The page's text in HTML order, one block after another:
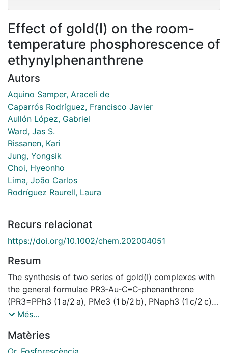
Effect of gold(I) on the room-
temperature phosphorescence of
ethynylphenanthrene
Autors
Aquino Samper, Araceli de
Caparrós Rodríguez, Francisco Javier
Aullón López, Gabriel
Ward, Jas S.
Rissanen, Kari
Jung, Yongsik
Choi, Hyeonho
Lima, João Carlos
Rodríguez Raurell, Laura
Recurs relacionat
https://doi.org/10.1002/chem.202004051
Resum
The synthesis of two series of gold(I) complexes with
the general formulae PR3‐Au‐C≡C‐phenanthrene
(PR3=PPh3 (1 a/2 a), PMe3 (1 b/2 b), PNaph3 (1 c/2 c))
or (diphos)(Au‐C≡C‐phenanthrene)2 (diphos=1,1‐
bis(diphenylphosphino)butane, dppb (1 e/2 e)) has
been realized. The two series differ in the position of
Més...
Matèries